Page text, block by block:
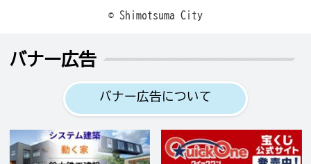
© Shimotsuma City
バナー広告
バナー広告について